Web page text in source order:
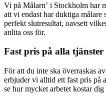
Vi på Målarn’ i Stockholm har
att vi endast har duktiga målare
perfekt slutresultat, oavsett
anlita oss för.
Fast pris på alla tjänster
För att du inte ska överraskas
erbjuder vi alltid ett fast pris på
se hur mycket arbetet kostar